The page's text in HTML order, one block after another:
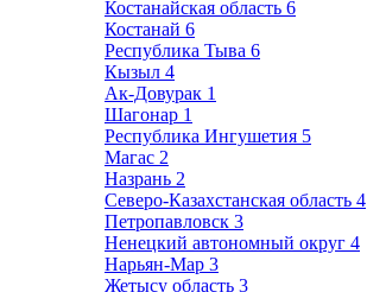
Костанайская область 6
Костанай 6
Республика Тыва 6
Кызыл 4
Ак-Довурак 1
Шагонар 1
Республика Ингушетия 5
Магас 2
Назрань 2
Северо-Казахстанская область 4
Петропавловск 3
Ненецкий автономный округ 4
Нарьян-Мар 3
Жетысу область 3